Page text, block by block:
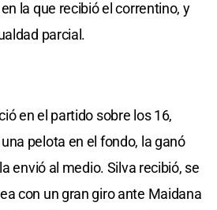
la que recibió el correntino, y
parcial.
en el partido sobre los 16,
pelota en el fondo, la ganó
envió al medio. Silva recibió, se
con un gran giro ante Maidana